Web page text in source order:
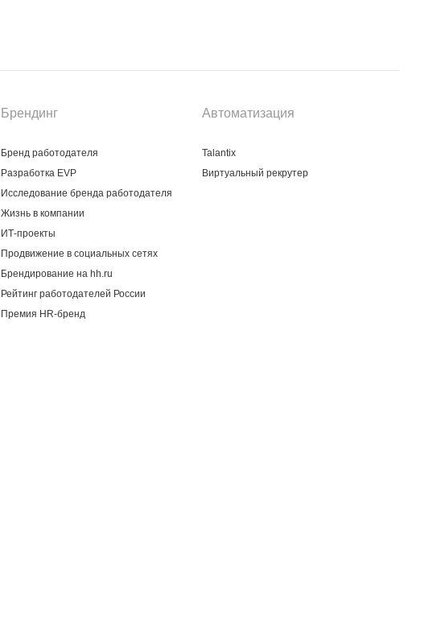
Брендинг
Бренд работодателя
Разработка EVP
Исследование бренда работодателя
Жизнь в компании
ИТ-проекты
Продвижение в социальных сетях
Брендирование на hh.ru
Рейтинг работодателей России
Премия HR-бренд
Автоматизация
Talantix
Виртуальный рекрутер